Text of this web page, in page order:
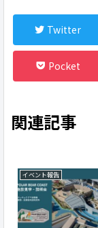
Twitter
Pocket
関連記事
イベント報告